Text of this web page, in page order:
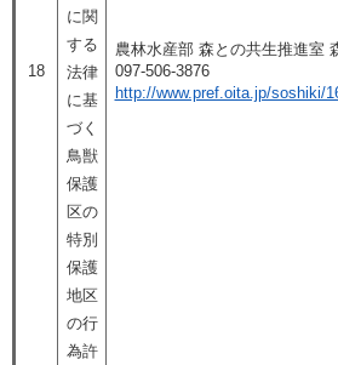
18
に関
する
法律
に基
づく
鳥獣
保護
区の
特別
保護
地区
の行
為許
農林水産部 森との共生推進室
097-506-3876
http://www.pref.oita.jp/soshiki/